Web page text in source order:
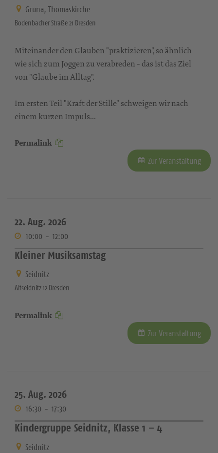
Gruna, Thomaskirche
Bodenbacher Straße 21 Dresden
Miteinander den Glauben "praktizieren", so ähnlich
wie sich zum Joggen zu verabreden - das ist das Ziel
von "Glaube im Alltag".
Im ersten Teil "Kraft der Stille" schweigen wir nach
einem kurzen Impuls...
Permalink
Zur Veranstaltung
22. Aug. 2026
10:00 - 12:00
Kleiner Musiksamstag
Seidnitz
Altseidnitz 12 Dresden
Permalink
Zur Veranstaltung
25. Aug. 2026
16:30 - 17:30
Kindergruppe Seidnitz, Klasse 1 – 4
Seidnitz